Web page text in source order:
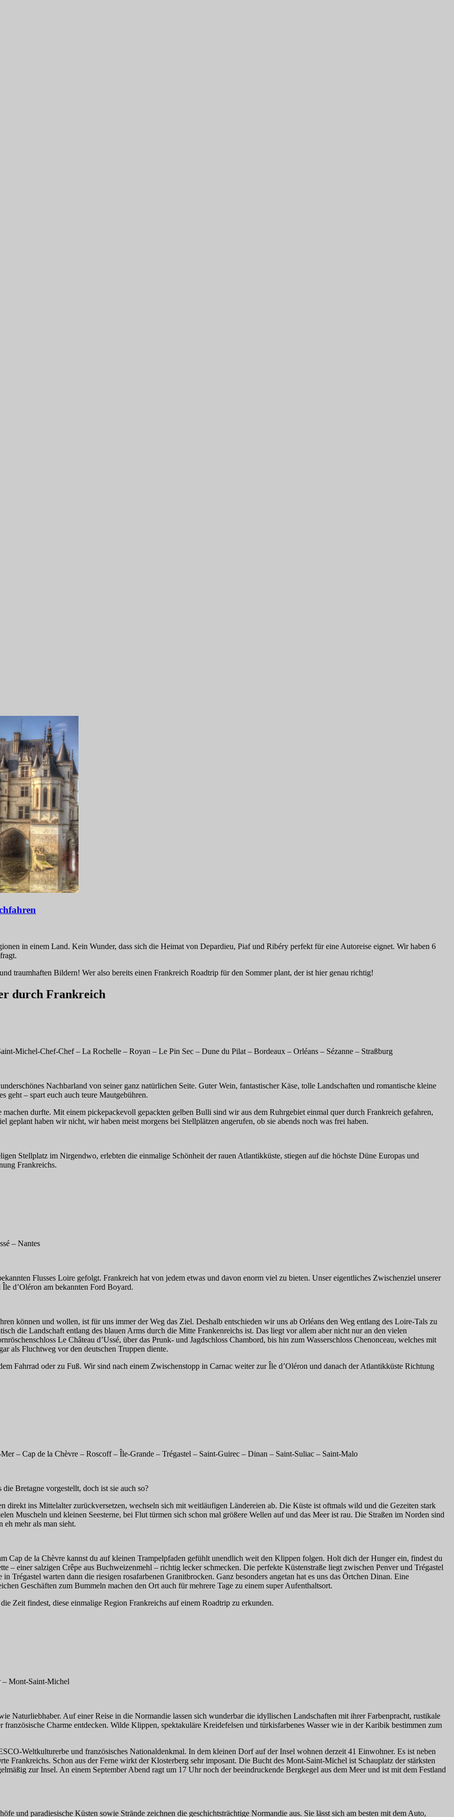
in einem Land. Kein Wunder, dass sich die Heimat von Depardieu, Piaf und Ribéry perfekt für eine Autoreise eignet. Wir haben 6
traumhaften Bildern! Wer also bereits einen Frankreich Roadtrip für den Sommer plant, der ist hier genau richtig!
durch Frankreich
Michel-Chef-Chef – La Rochelle – Royan – Le Pin Sec – Dune du Pilat – Bordeaux – Orléans – Sézanne – Straßburg
Nachbarland von seiner ganz natürlichen Seite. Guter Wein, fantastischer Käse, tolle Landschaften und romantische kleine
geht – spart euch auch teure Mautgebühren.
durfte. Mit einem pickepackevoll gepackten gelben Bulli sind wir aus dem Ruhrgebiet einmal quer durch Frankreich gefahren,
haben wir nicht, wir haben meist morgens bei Stellplätzen angerufen, ob sie abends noch was frei haben.
Stellplatz im Nirgendwo, erlebten die einmalige Schönheit der rauen Atlantikküste, stiegen auf die höchste Düne Europas und
Frankreichs.
– Nantes
Flusses Loire gefolgt. Frankreich hat von jedem etwas und davon enorm viel zu bieten. Unser eigentliches Zwischenziel unserer
d’Oléron am bekannten Ford Boyard.
können und wollen, ist für uns immer der Weg das Ziel. Deshalb entschieden wir uns ab Orléans den Weg entlang des Loire-Tals zu
die Landschaft entlang des blauen Arms durch die Mitte Frankenreichs ist. Das liegt vor allem aber nicht nur an den vielen
Le Château d’Ussé, über das Prunk- und Jagdschloss Chambord, bis hin zum Wasserschloss Chenonceau, welches mit
als Fluchtweg vor den deutschen Truppen diente.
Fahrrad oder zu Fuß. Wir sind nach einem Zwischenstopp in Carnac weiter zur Île d’Oléron und danach der Atlantikküste Richtung
– Cap de la Chèvre – Roscoff – Île-Grande – Trégastel – Saint-Guirec – Dinan – Saint-Suliac – Saint-Malo
Bretagne vorgestellt, doch ist sie auch so?
direkt ins Mittelalter zurückversetzen, wechseln sich mit weitläufigen Ländereien ab. Die Küste ist oftmals wild und die Gezeiten stark
Muscheln und kleinen Seesterne, bei Flut türmen sich schon mal größere Wellen auf und das Meer ist rau. Die Straßen im Norden sind
eh mehr als man sieht.
Cap de la Chèvre kannst du auf kleinen Trampelpfaden gefühlt unendlich weit den Klippen folgen. Holt dich der Hunger ein, findest du
– einer salzigen Crêpe aus Buchweizenmehl – richtig lecker schmecken. Die perfekte Küstenstraße liegt zwischen Penver und Trégastel
Trégastel warten dann die riesigen rosafarbenen Granitbrocken. Ganz besonders angetan hat es uns das Örtchen Dinan. Eine
Geschäften zum Bummeln machen den Ort auch für mehrere Tage zu einem super Aufenthaltsort.
Zeit findest, diese einmalige Region Frankreichs auf einem Roadtrip zu erkunden.
– Mont-Saint-Michel
Naturliebhaber. Auf einer Reise in die Normandie lassen sich wunderbar die idyllischen Landschaften mit ihrer Farbenpracht, rustikale
Charme entdecken. Wilde Klippen, spektakuläre Kreidefelsen und türkisfarbenes Wasser wie in der Karibik bestimmen zum
Weltkulturerbe und französisches Nationaldenkmal. In dem kleinen Dorf auf der Insel wohnen derzeit 41 Einwohner. Es ist neben
Frankreichs. Schon aus der Ferne wirkt der Klosterberg sehr imposant. Die Bucht des Mont-Saint-Michel ist Schauplatz der stärksten
zur Insel. An einem September Abend ragt um 17 Uhr noch der beeindruckende Bergkegel aus dem Meer und ist mit dem Festland
und paradiesische Küsten sowie Strände zeichnen die geschichtsträchtige Normandie aus. Sie lässt sich am besten mit dem Auto,